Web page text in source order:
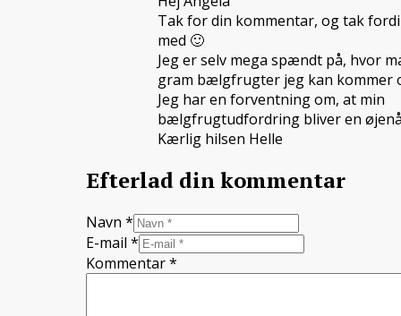
Tak for din kommentar, og tak
med 🙂
Jeg er selv mega spændt på, hvor
gram bælgfrugter jeg kan kommer
Jeg har en forventning om, at min
bælgfrugtudfordring bliver en
Kærlig hilsen Helle
Efterlad din kommentar
Navn *
E-mail *
Kommentar*